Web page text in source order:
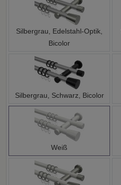
Silbergrau, Edelstahl-Optik,
Bicolor
Silbergrau, Schwarz, Bicolor
Weiß